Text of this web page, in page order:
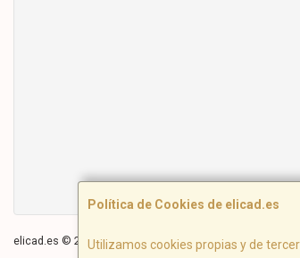
Política de Cookies de elicad.es
Utilizamos cookies propias y de
elicad.es © 2026